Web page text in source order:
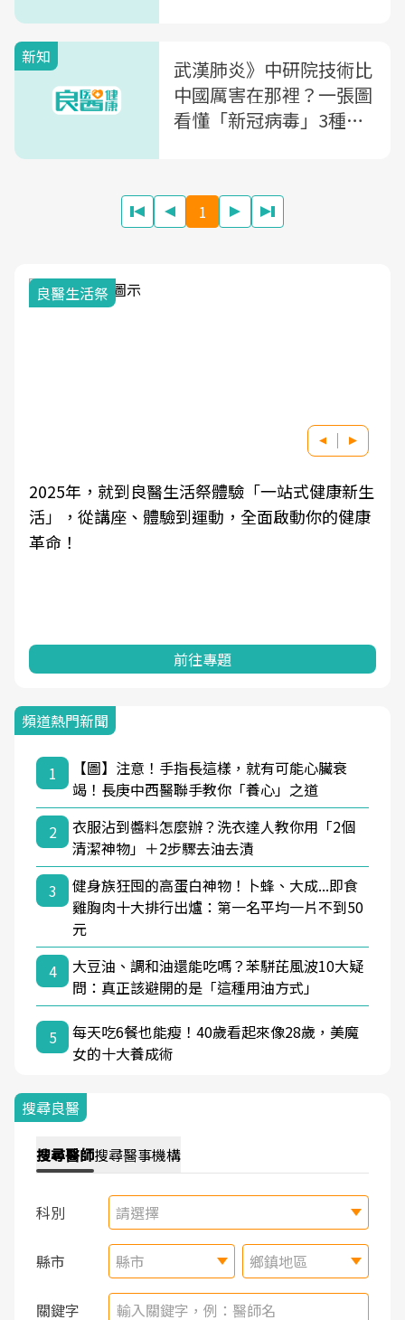
新知
武漢肺炎》中研院技術比
中國厲害在那裡？一張圖
看懂「新冠病毒」3種檢
1
良醫生活祭
2025年，就到良醫生活祭體驗「一站式健康新生
活」，從講座、體驗到運動，全面啟動你的健康
革命！
前往專題
頻道熱門新聞
1
【圖】注意！手指長這樣，就有可能心臟衰
竭！長庚中西醫聯手教你「養心」之道
2
衣服沾到醬料怎麼辦？洗衣達人教你用「2個
清潔神物」＋2步驟去油去漬
3
健身族狂囤的高蛋白神物！卜蜂、大成...即食
雞胸肉十大排行出爐：第一名平均一片不到50
元
4
大豆油、調和油還能吃嗎？苯駢芘風波10大疑
問：真正該避開的是「這種用油方式」
5
每天吃6餐也能瘦！40歲看起來像28歲，美魔
女的十大養成術
搜尋良醫
搜尋醫師搜尋醫事機構
科別 請選擇
縣市 縣市 鄉鎮地區
關鍵字